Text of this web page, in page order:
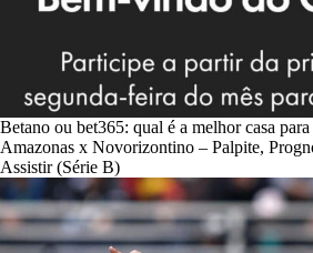
Betano ou bet365: qual é a melhor casa
Amazonas x Novorizontino – Palpite,
Assistir (Série B)